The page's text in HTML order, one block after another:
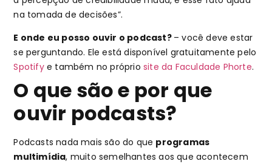
na tomada de decisões”.
E onde eu posso ouvir o podcast? – você deve estar
se perguntando. Ele está disponível gratuitamente pelo
Spotifye também no próprio site da Faculdade Phorte.
O que são e por que
ouvir podcasts?
Podcasts nada mais são do que programas
multimídia, muito semelhantes aos que acontecem